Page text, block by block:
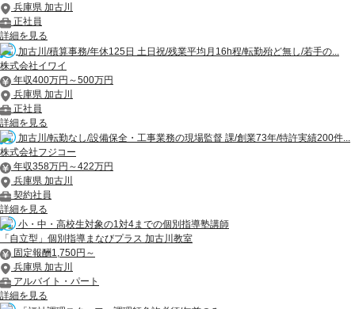
兵庫県 加古川
正社員
詳細を見る
加古川/積算事務/年休125日 土日祝/残業平均月16h程/転勤殆ど無し/若手の...
株式会社イワイ
年収400万円～500万円
兵庫県 加古川
正社員
詳細を見る
加古川/転勤なし/設備保全・工事業務の現場監督 課/創業73年/特許実績200件...
株式会社フジコー
年収358万円～422万円
兵庫県 加古川
契約社員
詳細を見る
小・中・高校生対象の1対4までの個別指導塾講師
「自立型」個別指導まなびプラス 加古川教室
固定報酬1,750円～
兵庫県 加古川
アルバイト・パート
詳細を見る